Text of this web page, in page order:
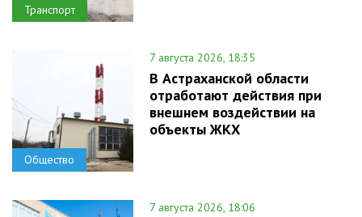
Транспорт
Общество
7 августа 2026, 18:35
В Астраханской области
отработают действия при
внешнем воздействии на
объекты ЖКХ
7 августа 2026, 18:06